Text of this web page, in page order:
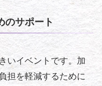
のサポート
いイベントです。加
担を軽減するために